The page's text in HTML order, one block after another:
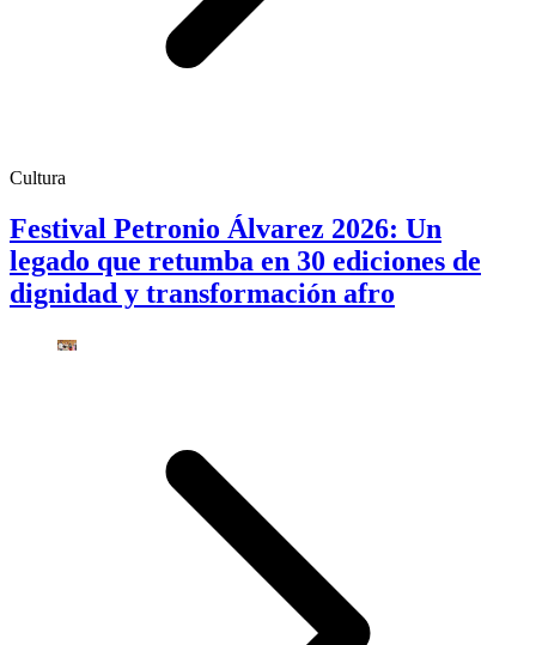
Cultura
Festival Petronio Álvarez 2026: Un
legado que retumba en 30 ediciones de
dignidad y transformación afro